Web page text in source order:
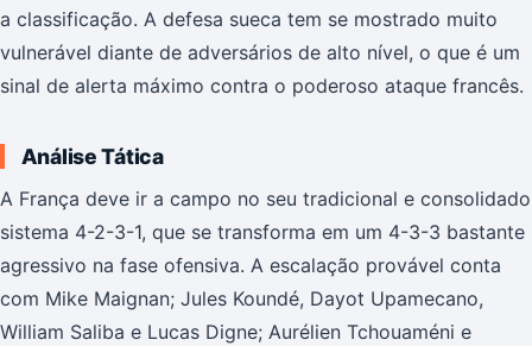
a classificação. A defesa sueca tem se mostrado muito
vulnerável diante de adversários de alto nível, o que é um
sinal de alerta máximo contra o poderoso ataque francês.
Análise Tática
A França deve ir a campo no seu tradicional e consolidado
sistema 4-2-3-1, que se transforma em um 4-3-3 bastante
agressivo na fase ofensiva. A escalação provável conta
com Mike Maignan; Jules Koundé, Dayot Upamecano,
William Saliba e Lucas Digne; Aurélien Tchouaméni e